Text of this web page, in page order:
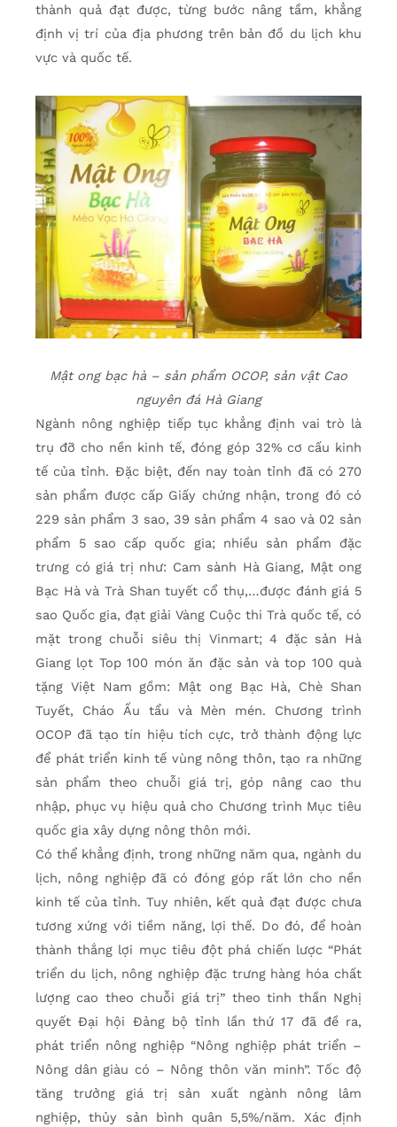
thành quả đạt được, từng bước nâng tầm, khẳng
định vị trí của địa phương trên bản đồ du lịch khu
vực và quốc tế.
Mật ong bạc hà – sản phẩm OCOP, sản vật Cao
nguyên đá Hà Giang
Ngành nông nghiệp tiếp tục khẳng định vai trò là
trụ đỡ cho nền kinh tế, đóng góp 32% cơ cấu kinh
tế của tỉnh. Đặc biệt, đến nay toàn tỉnh đã có 270
sản phẩm được cấp Giấy chứng nhận, trong đó có
229 sản phẩm 3 sao, 39 sản phẩm 4 sao và 02 sản
phẩm 5 sao cấp quốc gia; nhiều sản phẩm đặc
trưng có giá trị như: Cam sành Hà Giang, Mật ong
Bạc Hà và Trà Shan tuyết cổ thụ,…được đánh giá 5
sao Quốc gia, đạt giải Vàng Cuộc thi Trà quốc tế, có
mặt trong chuỗi siêu thị Vinmart; 4 đặc sản Hà
Giang lọt Top 100 món ăn đặc sản và top 100 quà
tặng Việt Nam gồm: Mật ong Bạc Hà, Chè Shan
Tuyết, Cháo Ấu tẩu và Mèn mén. Chương trình
OCOP đã tạo tín hiệu tích cực, trở thành động lực
để phát triển kinh tế vùng nông thôn, tạo ra những
sản phẩm theo chuỗi giá trị, góp nâng cao thu
nhập, phục vụ hiệu quả cho Chương trình Mục tiêu
quốc gia xây dựng nông thôn mới.
Có thể khẳng định, trong những năm qua, ngành du
lịch, nông nghiệp đã có đóng góp rất lớn cho nền
kinh tế của tỉnh. Tuy nhiên, kết quả đạt được chưa
tương xứng với tiềm năng, lợi thế. Do đó, để hoàn
thành thắng lợi mục tiêu đột phá chiến lược “Phát
triển du lịch, nông nghiệp đặc trưng hàng hóa chất
lượng cao theo chuỗi giá trị” theo tinh thần Nghị
quyết Đại hội Đảng bộ tỉnh lần thứ 17 đã đề ra,
phát triển nông nghiệp “Nông nghiệp phát triển –
Nông dân giàu có – Nông thôn văn minh”. Tốc độ
tăng trưởng giá trị sản xuất ngành nông lâm
nghiệp, thủy sản bình quân 5,5%/năm. Xác định